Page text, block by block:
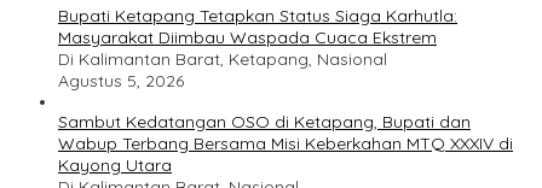
Bupati Ketapang Tetapkan Status Siaga Karhutla:
Masyarakat Diimbau Waspada Cuaca Ekstrem
Di Kalimantan Barat, Ketapang, Nasional
Agustus 5, 2026
Sambut Kedatangan OSO di Ketapang, Bupati dan
Wabup Terbang Bersama Misi Keberkahan MTQ XXXIV di
Kayong Utara